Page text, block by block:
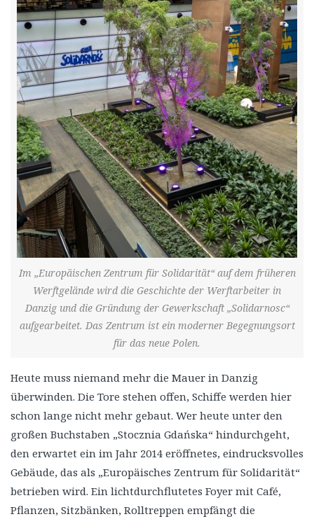
Im „Europäischen Zentrum für Solidarität“ auf dem früheren
Werftgelände wird die Geschichte der Werftarbeiter in
Danzig und die Gründung der Gewerkschaft „Solidarnosc“
aufgearbeitet. Das Zentrum ist ein moderner Begegnungsort
für das neue Polen.
Heute muss niemand mehr die Mauer in Danzig
überwinden. Die Tore stehen offen, Schiffe werden hier
schon lange nicht mehr gebaut. Wer heute unter den
großen Buchstaben „Stocznia Gdańska“ hindurchgeht,
den erwartet ein im Jahr 2014 eröffnetes, eindrucksvolles
Gebäude, das als „Europäisches Zentrum für Solidarität“
betrieben wird. Ein lichtdurchflutetes Foyer mit Café,
Pflanzen, Sitzbänken, Rolltreppen empfängt die